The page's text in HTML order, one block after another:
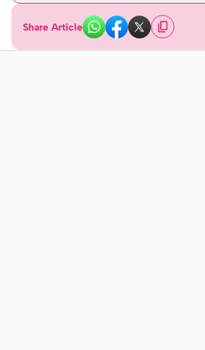
Share Article